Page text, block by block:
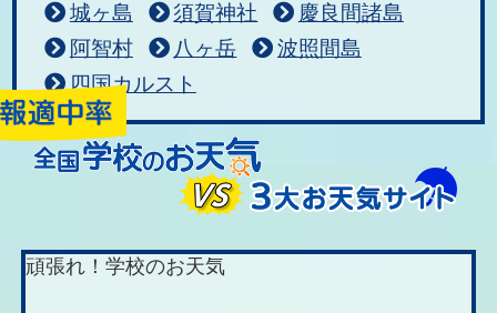
城ヶ島
須賀神社
慶良間諸島
阿智村
八ヶ岳
波照間島
四国カルスト
頑張れ！学校のお天気